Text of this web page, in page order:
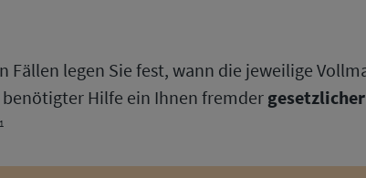
Fällen legen Sie fest, wann die jeweilige
benötigter Hilfe ein Ihnen fremder
1